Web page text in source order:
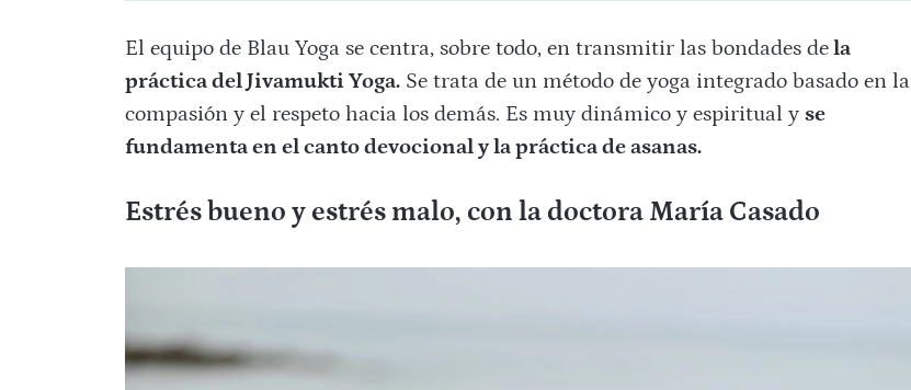
El equipo de Blau Yoga se centra, sobre todo, en transmitir las bondades dela
práctica del Jivamukti Yoga.Se trata de un método de yoga integrado basado en la
compasión y el respeto hacia los demás. Es muy dinámico y espiritual y se
fundamenta en el canto devocional y la práctica de asanas.
Estrés bueno y estrés malo, con la doctora María Casado